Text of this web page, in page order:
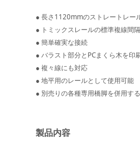
● 長さ 1120mmのストレートレー
● トミックスレールの標準複線間隔
● 簡単確実な接続
● バラスト部分と PCまくら木を印
● 複々線にも対応
● 地平用のレールとして使用可能
● 別売りの各種専用橋脚を併用す
製品内容